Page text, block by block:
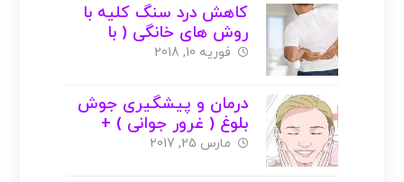
کاهش درد سنگ کلیه با
روش های خانگی ( با
عکس )
فوریه 10, 2018
درمان و پیشگیری جوش
بلوغ ( غرور جوانی ) +
درمان گیاهی
مارس 25, 2017